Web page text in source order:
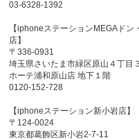
03-6328-1392
【iphoneステーションMEGAドン
店】
〒336-0931
埼玉県さいたま市緑区原山４丁目
ホーテ浦和原山店 地下１階
0120-152-728
【iphoneステーション新小岩店】
〒124-0024
東京都葛飾区新小岩2-7-11